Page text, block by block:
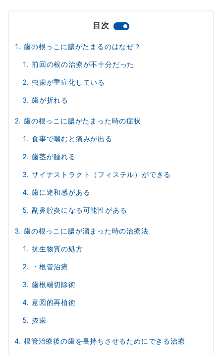
目次
歯の根っこに膿がたまるのはなぜ？
前回の根の治療が不十分だった
虫歯が重症化している
歯が折れる
歯の根っこに膿がたまった時の症状
食事で噛むと痛みが出る
歯茎が腫れる
サイナストラクト（フィステル）ができる
歯に違和感がある
副鼻腔炎になる可能性がある
歯の根っこに膿が溜まった時の治療法
抗生物質の処方
・根管治療
歯根端切除術
意図的再植術
抜歯
根管治療後の歯を長持ちさせるためにできる治療